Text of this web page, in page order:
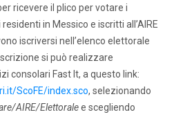
ricevere il plico per votare i
in Messico e iscritti all’AIRE
iscriversi nell’elenco elettorale
si può realizzare
consolari Fast It, a questo link:
ScoFE/index.sco, selezionando
AIRE/Elettoralee scegliendo